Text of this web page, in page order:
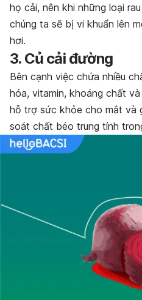
họ cải, nên khi những loại
chúng ta sẽ bị vi khuẩn lên
hơi.
3. Củ cải đường
Bên cạnh việc chứa nhiều
hóa, vitamin, khoáng chất
hỗ trợ sức khỏe cho mắt và
soát chất béo trung tính